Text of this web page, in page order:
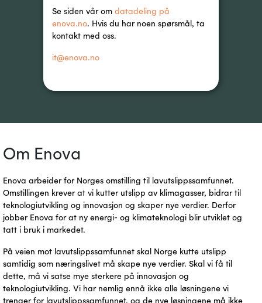
Se siden vår om datadeling på
enova.no. Hvis du har noen spørsmål, ta
kontakt med oss.
it@enova.no
Om Enova
Enova arbeider for Norges omstilling til lavutslippssamfunnet.
Omstillingen krever at vi kutter utslipp av klimagasser, bidrar til
teknologiutvikling og innovasjon og skaper nye verdier. Derfor
jobber Enova for at ny energi- og klimateknologi blir utviklet og
tatt i bruk i markedet.
På veien mot lavutslippssamfunnet skal Norge kutte utslipp
samtidig som næringslivet må skape nye verdier. Skal vi få til
dette, må vi satse mye sterkere på innovasjon og
teknologiutvikling. Vi har nemlig ennå ikke alle løsningene vi
trenger for lavutslippssamfunnet, og de nye løsningene må ikke